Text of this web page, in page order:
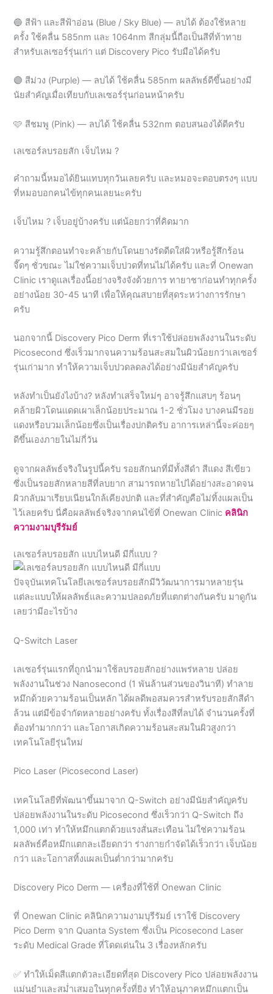
🟣 สีม่วง (Purple) — ลบได้ ใช้คลื่น 585nm ผลลัพธ์ดีขึ้นอย่างมี
นัยสำคัญเมื่อเทียบกับเลเซอร์รุ่นก่อนหน้าครับ
🩷 สีชมพู (Pink) — ลบได้ ใช้คลื่น 532nm ตอบสนองได้ดีครับ
ที่หมอบอกคนไข้ทุกคนเลยนะครับ
เจ็บไหม ? เจ็บอยู่บ้างครับ แต่น้อยกว่าที่คิดมาก
จี๊ดๆ ชั่วขณะ ไม่ใช่ความเจ็บปวดที่ทนไม่ได้ครับ และที่ Onewan
อย่างน้อย 30-45 นาที เพื่อให้คุณสบายที่สุดระหว่างการรักษา
ครับ
นอกจากนี้ Discovery Pico Derm ที่เราใช้ปล่อยพลังงานในระดับ
Picosecond ซึ่งเร็วมากจนความร้อนสะสมในผิวน้อยกว่าเลเซอร์
หลังทำเป็นยังไงบ้าง? หลังทำเสร็จใหม่ๆ อาจรู้สึกแสบๆ ร้อนๆ
คล้ายผิวโดนแดดเผาเล็กน้อยประมาณ 1-2 ชั่วโมง บางคนมีรอย
ดีขึ้นเองภายในไม่กี่วัน
ดูจากผลลัพธ์จริงในรูปนี้ครับ รอยสักนกที่มีทั้งสีดำ สีแดง สีเขียว
ซึ่งเป็นรอยสักหลายสีที่ลบยาก สามารถหายไปได้อย่างสะอาดจน
ไว้เลยครับ นี่คือผลลัพธ์จริงจากคนไข้ที่ Onewan Clinic คลินิก
ความงามบุรีรัมย์
เลเซอร์ลบรอยสัก แบบไหนดี มีกี่แบบ ?
แต่ละแบบให้ผลลัพธ์และความปลอดภัยที่แตกต่างกันครับ มาดูกัน
เลยว่ามีอะไรบ้าง
Q-Switch Laser
พลังงานในช่วง Nanosecond (1 พันล้านส่วนของวินาที) ทำลาย
ล้วน แต่มีข้อจำกัดหลายอย่างครับ ทั้งเรื่องสีที่ลบได้ จำนวนครั้งที่
ต้องทำมากกว่า และโอกาสเกิดความร้อนสะสมในผิวสูงกว่า
เทคโนโลยีรุ่นใหม่
Pico Laser (Picosecond Laser)
ปล่อยพลังงานในระดับ Picosecond ซึ่งเร็วกว่า Q-Switch ถึง
ผลลัพธ์คือหมึกแตกละเอียดกว่า ร่างกายกำจัดได้เร็วกว่า เจ็บน้อย
กว่า และโอกาสทิ้งแผลเป็นต่ำกว่ามากครับ
Discovery Pico Derm — เครื่องที่ใช้ที่ Onewan Clinic
Pico Derm จาก Quanta System ซึ่งเป็น Picosecond Laser
✅ ทำให้เม็ดสีแตกตัวละเอียดที่สุด Discovery Pico ปล่อยพลังงาน
แม่นยำและสม่ำเสมอในทุกครั้งที่ยิง ทำให้อนุภาคหมึกแตกเป็น
ง่ายและเร็วกว่าครับ